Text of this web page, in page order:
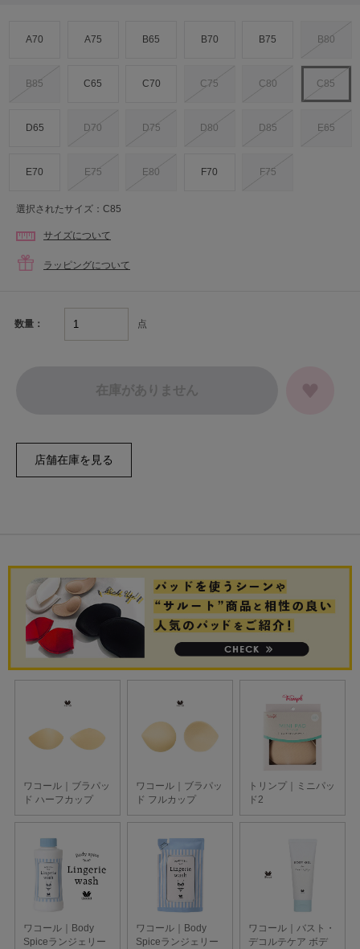
A70 A75 B65 B70 B75 B80
B85 C65 C70 C75 C80 C85
D65 D70 D75 D80 D85 E65
E70 E75 E80 F70 F75
選択されたサイズ：C85
サイズについて
ラッピングについて
数量： 点
在庫がありません